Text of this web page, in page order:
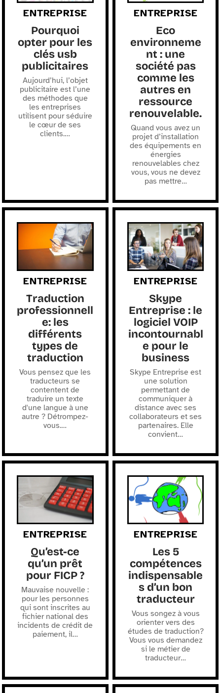
ENTREPRISE
Pourquoi
opter pour les
clés usb
publicitaires
Aujourd’hui, l’objet
publicitaire est l’une
des méthodes que
les entreprises
utilisent pour séduire
le cœur de ses
clients.…
ENTREPRISE
Eco
environneme
nt : une
société pas
comme les
autres en
ressource
renouvelable.
Quand vous avez un
projet d’installation
des équipements en
énergies
renouvelables chez
vous, vous ne devez
pas mettre…
ENTREPRISE
Traduction
professionnell
e: les
différents
types de
traduction
Vous pensez que les
traducteurs se
contentent de
traduire un texte
d'une langue à une
autre ? Détrompez-
vous.…
ENTREPRISE
Skype
Entreprise : le
logiciel VOIP
incontournabl
e pour le
business
Skype Entreprise est
une solution
permettant de
communiquer à
distance avec ses
collaborateurs et ses
partenaires. Elle
convient…
ENTREPRISE
Qu’est-ce
qu’un prêt
pour FICP ?
Mauvaise nouvelle :
pour les personnes
qui sont inscrites au
fichier national des
incidents de crédit de
paiement, il…
ENTREPRISE
Les 5
compétences
indispensable
s d’un bon
traducteur
Vous songez à vous
orienter vers des
études de traduction?
Vous vous demandez
si le métier de
traducteur…